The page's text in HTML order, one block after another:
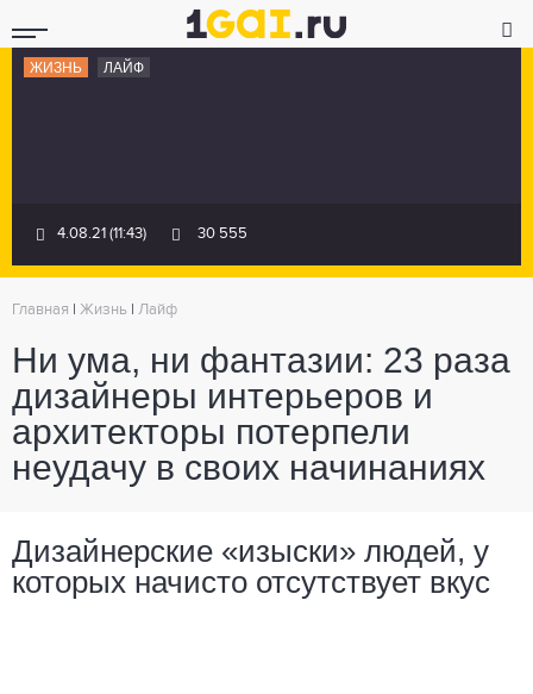
ЖИЗНЬ ЛАЙФ
4.08.21 (11:43) 30 555
Главная Жизнь Лайф
Ни ума, ни фантазии: 23 раза
дизайнеры интерьеров и
архитекторы потерпели
неудачу в своих начинаниях
Дизайнерские «изыски» людей, у
которых начисто отсутствует вкус